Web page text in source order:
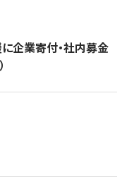
企業寄付・社内募金